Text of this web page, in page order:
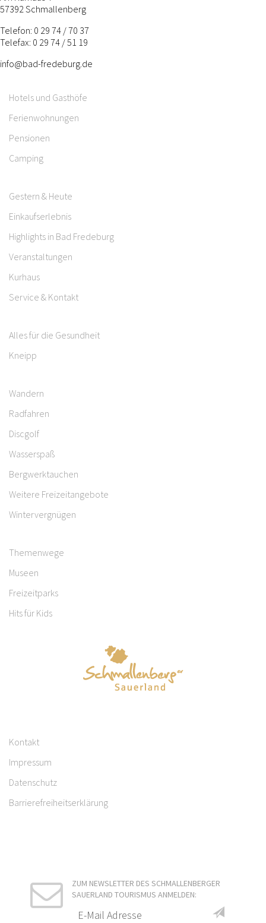
57392 Schmallenberg
Telefon: 0 29 74 / 70 37
Telefax: 0 29 74 / 51 19
info@bad-fredeburg.de
Hotels und Gasthöfe
Ferienwohnungen
Pensionen
Camping
Gestern & Heute
Einkaufserlebnis
Highlights in Bad Fredeburg
Veranstaltungen
Kurhaus
Service & Kontakt
Alles für die Gesundheit
Kneipp
Wandern
Radfahren
Discgolf
Wasserspaß
Bergwerktauchen
Weitere Freizeitangebote
Wintervergnügen
Themenwege
Museen
Freizeitparks
Hits für Kids
Kontakt
Impressum
Datenschutz
Barrierefreiheitserklärung
ZUM NEWSLETTER DES SCHMALLENBERGER
SAUERLAND TOURISMUS ANMELDEN: